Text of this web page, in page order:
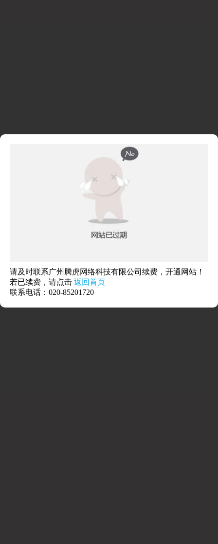
请及时联系广州腾虎网络科技有限公司续费，开通网站！
若已续费，请点击 返回首页
联系电话：020-85201720